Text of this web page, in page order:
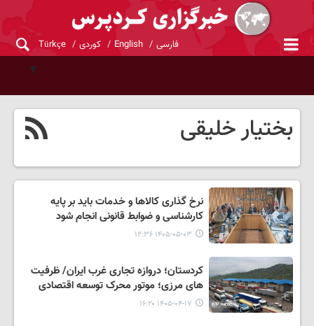
فارسی English کوردی Türkçe
بختیار خلیقی
نرخ گذاری کالاها و خدمات باید بر پایه
کارشناسی و ضوابط قانونی انجام شود
۱۴۰۵-۰۵-۰۳ ۱۲:۳۶
کردستان؛ دروازه تجاری غرب ایران/ ظرفیت
های مرزی؛ موتور محرک توسعه اقتصادی
۱۴۰۵-۰۴-۱۷ ۱۶:۲۰